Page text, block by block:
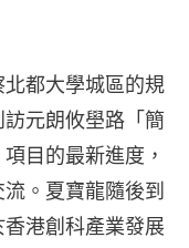
都大學城區的規
元朗攸壆路「簡
目的最新進度，
。夏寶龍隨後到
港創科產業發展